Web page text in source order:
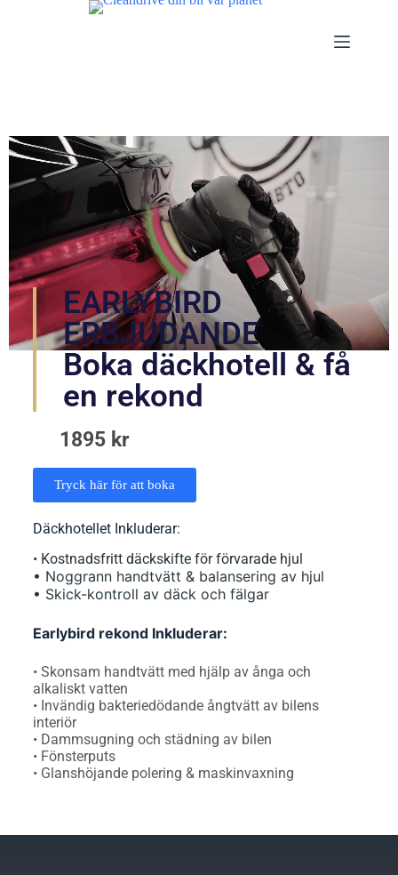
EARLYBIRD
ERBJUDANDE
Boka däckhotell & få
en rekond
1895 kr
Tryck här för att boka
Däckhotellet Inkluderar:
• Kostnadsfritt däckskifte för förvarade hjul
• Noggrann handtvätt & balansering av hjul
• Skick-kontroll av däck och fälgar
Earlybird rekond Inkluderar:
• Skonsam handtvätt med hjälp av ånga och
alkaliskt vatten
• Invändig bakteriedödande ångtvätt av bilens
interiör
• Dammsugning och städning av bilen
• Fönsterputs
• Glanshöjande polering & maskinvaxning